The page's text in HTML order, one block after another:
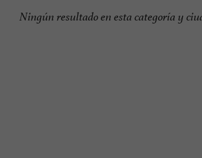
Ningún resultado en esta categoría y